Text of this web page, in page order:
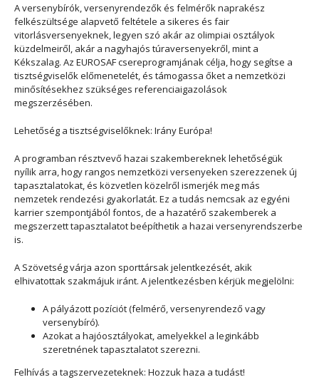
A versenybírók, versenyrendezők és felmérők naprakész
felkészültsége alapvető feltétele a sikeres és fair
vitorlásversenyeknek, legyen szó akár az olimpiai osztályok
küzdelmeiről, akár a nagyhajós túraversenyekről, mint a
Kékszalag. Az EUROSAF csereprogramjának célja, hogy segítse a
tisztségviselők előmenetelét, és támogassa őket a nemzetközi
minősítésekhez szükséges referenciaigazolások
megszerzésében.
Lehetőség a tisztségviselőknek: Irány Európa!
A programban résztvevő hazai szakembereknek lehetőségük
nyílik arra, hogy rangos nemzetközi versenyeken szerezzenek új
tapasztalatokat, és közvetlen közelről ismerjék meg más
nemzetek rendezési gyakorlatát. Ez a tudás nemcsak az egyéni
karrier szempontjából fontos, de a hazatérő szakemberek a
megszerzett tapasztalatot beépíthetik a hazai versenyrendszerbe
is.
A Szövetség várja azon sporttársak jelentkezését, akik
elhivatottak szakmájuk iránt. A jelentkezésben kérjük megjelölni:
A pályázott pozíciót (felmérő, versenyrendező vagy
versenybíró).
Azokat a hajóosztályokat, amelyekkel a leginkább
szeretnének tapasztalatot szerezni.
Felhívás a tagszervezeteknek: Hozzuk haza a tudást!